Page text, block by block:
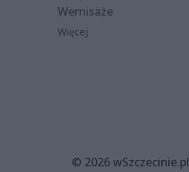
Wernisaże
Więcej
© 2026 wSzczecinie.pl